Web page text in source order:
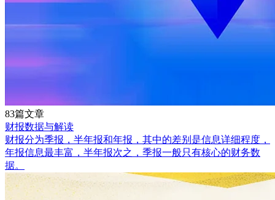
83篇文章
财报数据与解读
财报分为季报，半年报和年报，其中的差别是信息详细程度，
年报信息最丰富，半年报次之，季报一般只有核心的财务数
据。